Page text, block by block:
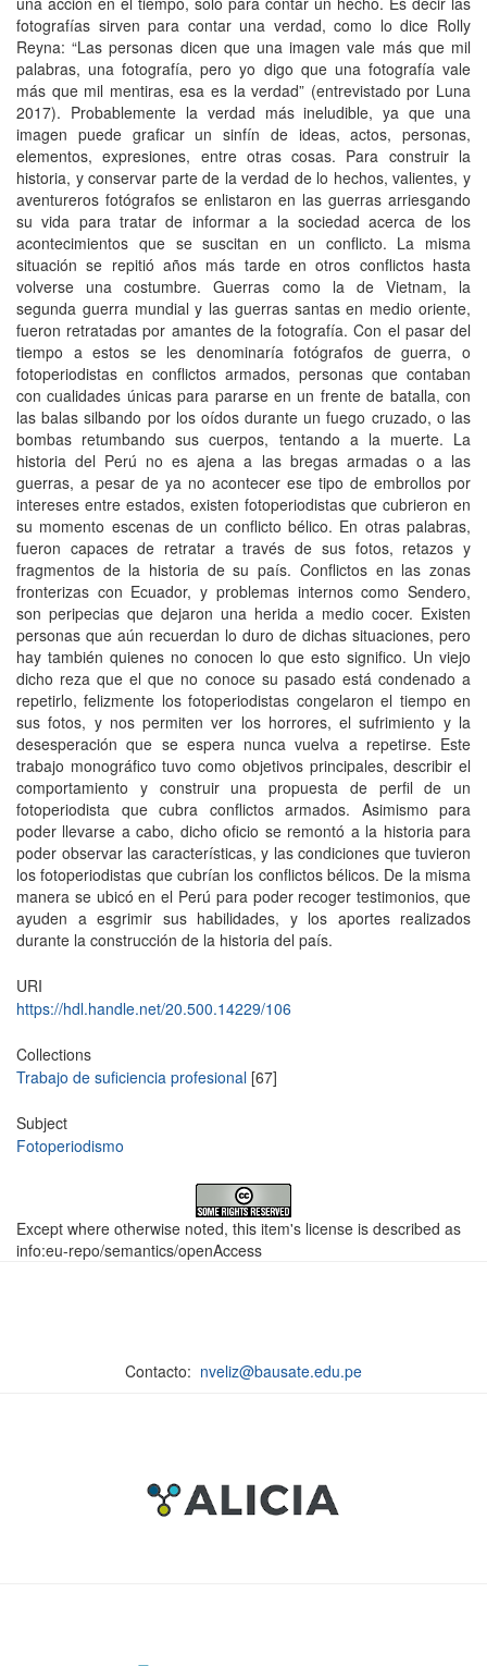
fotografías sirven para contar una verdad, como lo dice Rolly
Reyna: “Las personas dicen que una imagen vale más que mil
palabras, una fotografía, pero yo digo que una fotografía vale
más que mil mentiras, esa es la verdad” (entrevistado por Luna
2017). Probablemente la verdad más ineludible, ya que una
imagen puede graficar un sinfín de ideas, actos, personas,
elementos, expresiones, entre otras cosas. Para construir la
historia, y conservar parte de la verdad de lo hechos, valientes, y
aventureros fotógrafos se enlistaron en las guerras arriesgando
su vida para tratar de informar a la sociedad acerca de los
acontecimientos que se suscitan en un conflicto. La misma
situación se repitió años más tarde en otros conflictos hasta
volverse una costumbre. Guerras como la de Vietnam, la
segunda guerra mundial y las guerras santas en medio oriente,
fueron retratadas por amantes de la fotografía. Con el pasar del
tiempo a estos se les denominaría fotógrafos de guerra, o
fotoperiodistas en conflictos armados, personas que contaban
con cualidades únicas para pararse en un frente de batalla, con
las balas silbando por los oídos durante un fuego cruzado, o las
bombas retumbando sus cuerpos, tentando a la muerte. La
historia del Perú no es ajena a las bregas armadas o a las
guerras, a pesar de ya no acontecer ese tipo de embrollos por
intereses entre estados, existen fotoperiodistas que cubrieron en
su momento escenas de un conflicto bélico. En otras palabras,
fueron capaces de retratar a través de sus fotos, retazos y
fragmentos de la historia de su país. Conflictos en las zonas
fronterizas con Ecuador, y problemas internos como Sendero,
son peripecias que dejaron una herida a medio cocer. Existen
personas que aún recuerdan lo duro de dichas situaciones, pero
hay también quienes no conocen lo que esto significo. Un viejo
dicho reza que el que no conoce su pasado está condenado a
repetirlo, felizmente los fotoperiodistas congelaron el tiempo en
sus fotos, y nos permiten ver los horrores, el sufrimiento y la
desesperación que se espera nunca vuelva a repetirse. Este
trabajo monográfico tuvo como objetivos principales, describir el
comportamiento y construir una propuesta de perfil de un
fotoperiodista que cubra conflictos armados. Asimismo para
poder llevarse a cabo, dicho oficio se remontó a la historia para
poder observar las características, y las condiciones que tuvieron
los fotoperiodistas que cubrían los conflictos bélicos. De la misma
manera se ubicó en el Perú para poder recoger testimonios, que
ayuden a esgrimir sus habilidades, y los aportes realizados
durante la construcción de la historia del país.
URI
https://hdl.handle.net/20.500.14229/106
Collections
Trabajo de suficiencia profesional [67]
Subject
Fotoperiodismo
Except where otherwise noted, this item's license is described as
info:eu-repo/semantics/openAccess
Contacto: nveliz@bausate.edu.pe